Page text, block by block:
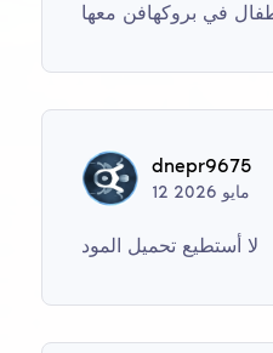
dnepr9675
12 مايو
لا أستطيع تحميل المود